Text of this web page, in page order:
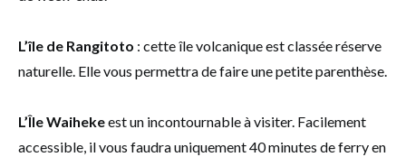
L’île de Rangitoto : cette île volcanique est classée réserve
naturelle. Elle vous permettra de faire une petite parenthèse.
L’Île Waihekeest un incontournable à visiter. Facilement
accessible, il vous faudra uniquement 40 minutes de ferry en